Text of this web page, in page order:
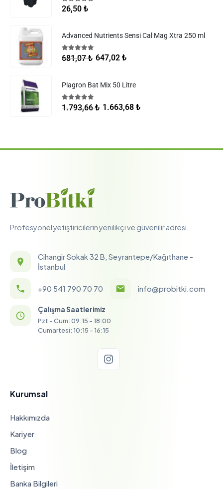
5.005 üzerinden
26,50 ₺
Advanced Nutrients Sensi Cal Mag Xtra 250 ml
5.005 üzerinden
681,07₺ 647,02 ₺
Plagron Bat Mix 50 Litre
5.005 üzerinden
1.793,66₺ 1.663,68 ₺
Profesyonel yetiştiricilerin yenilikçi ve güvenilir adresi.
Cihangir Sokak 32 B, Seyrantepe/Kağıthane -
İstanbul
+90 541 790 70 70 info@probitki.com
Çalışma Saatlerimiz
Pzt - Cum: 09:15 - 18:00
Cumartesi: 10:15 - 16:15
Kurumsal
Hakkımızda
Kariyer
Blog
İletişim
Banka Bilgileri